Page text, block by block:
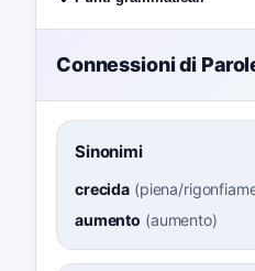
Connessioni di
Sinonimi
crecida (piena/
aumento (aumento)